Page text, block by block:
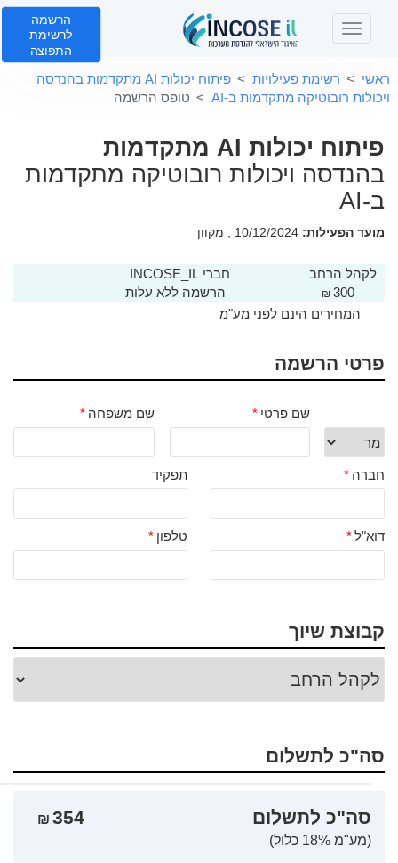
T
g
n
v
i
a
i
o
n
הרשמה
לרשימת
התפוצה
ראשי רשימת פעילויות
פיתוח יכולות AI מתקדמות בהנדסה
ויכולות רובוטיקה מתקדמות ב-AI
טופס הרשמה
פיתוח יכולות AI מתקדמות
בהנדסה ויכולות רובוטיקה מתקדמות
ב-AI
מועד הפעילות:
לקהל הרחב
300
₪
חברי INCOSE_IL
הרשמה ללא עלות
המחירים הינם לפני מע"מ
פרטי הרשמה
שם פרטי * שם משפחה *
חברה * תפקיד
דוא"ל* טלפון *
קבוצת שיוך
סה"כ לתשלום
סה"כ לתשלום
(מע"מ 18% כלול)
354
₪